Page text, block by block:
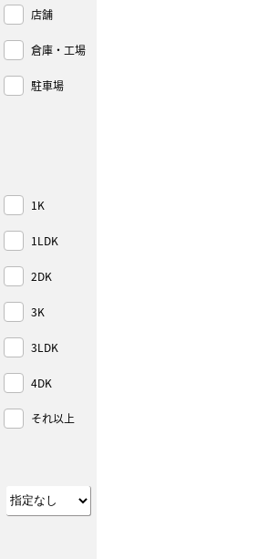
店舗
倉庫・工場
駐車場
1K
1LDK
2DK
3K
3LDK
4DK
それ以上